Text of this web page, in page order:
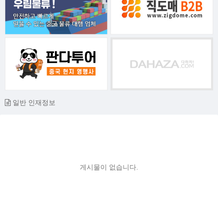
일반 인재정보
게시물이 없습니다.